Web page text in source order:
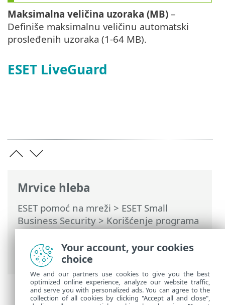
Mrvice hleba
ESET pomoć na mreži > ESET Small
Business Security>Korišćenje programa
ESET Small Business Security>Napredno
podešavanje>Skeniranja > Zaštita od
napada na osnovu cloud tehnologije
Maksimalna veličina uzoraka (MB) –
Definiše maksimalnu veličinu automatski
prosleđenih uzoraka (1-64 MB).
ESET LiveGuard
Your account, your cookies
choice
We and our partners use cookies to give you the best
optimized online experience, analyze our website traffic,
and serve you with personalized ads. You can agree to the
collection of all cookies by clicking "Accept all and close",